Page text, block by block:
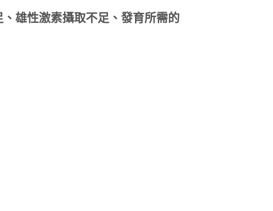
雄性激素攝取不足、發育所需的